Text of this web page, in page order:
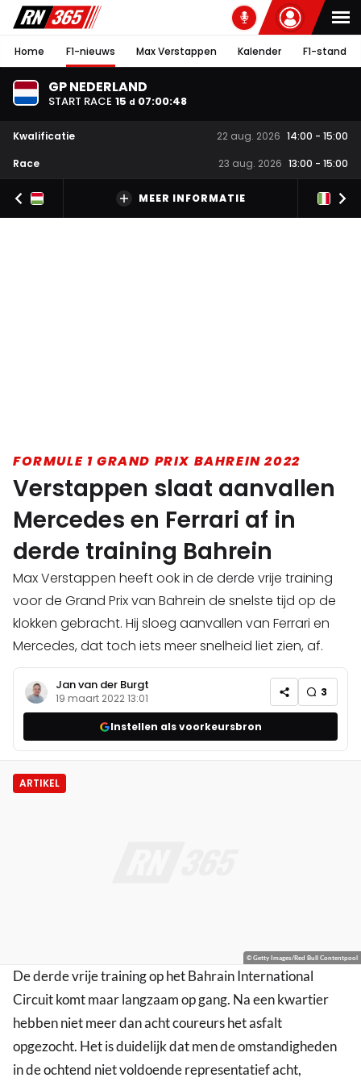
Home F1-nieuws Max Verstappen Kalender F1-stand
GP NEDERLAND
START RACE 15 d 07:00:47
Kwalificatie 22 aug. 2026 14:00 - 15:00
Race
23 aug. 2026 13:00 - 15:00
MEER INFORMATIE
FORMULE 1 GRAND PRIX BAHREIN 2022
Verstappen slaat aanvallen
Mercedes en Ferrari af in
derde training Bahrein
Max Verstappen heeft ook in de derde vrije training
voor de Grand Prix van Bahrein de snelste tijd op de
klokken gebracht. Hij sloeg aanvallen van Ferrari en
Mercedes, dat toch iets meer snelheid liet zien, af.
Jan van der Burgt
19 maart 2022 13:01 3
Instellen als voorkeursbron
ARTIKEL
© Getty Images/Red Bull Contentpool
De derde vrije training op het Bahrain International
Circuit komt maar langzaam op gang. Na een kwartier
hebben niet meer dan acht coureurs het asfalt
opgezocht. Het is duidelijk dat men de omstandigheden
in de ochtend niet voldoende representatief acht,